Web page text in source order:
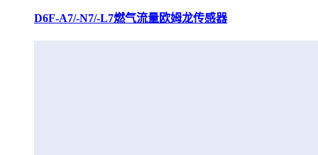
D6F-A7/-N7/-L7燃气流量欧姆龙传感器